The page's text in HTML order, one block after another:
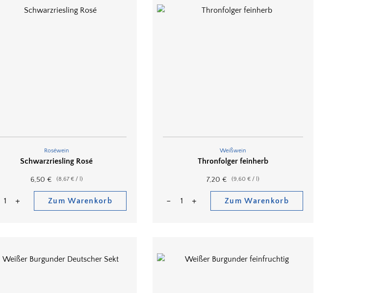
Roséwein
Schwarzriesling Rosé
6,50 € (8,67€/ )
Zum Warenkorb
Weißwein
Thronfolger feinherb
7,20 € (9,60 € / )
Zum Warenkorb